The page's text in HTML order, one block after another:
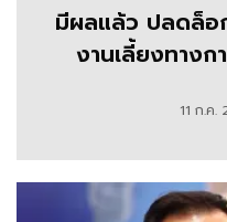
มีผลแล้ว ปลดล็อ
งานเลี้ยงทางก
11 ก.ค.